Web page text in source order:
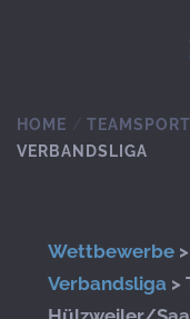
Zum Hauptinhalt
HOME TEAMSPORT
VERBANDSLIGA
Wettbewerbe >
Verbandsliga >